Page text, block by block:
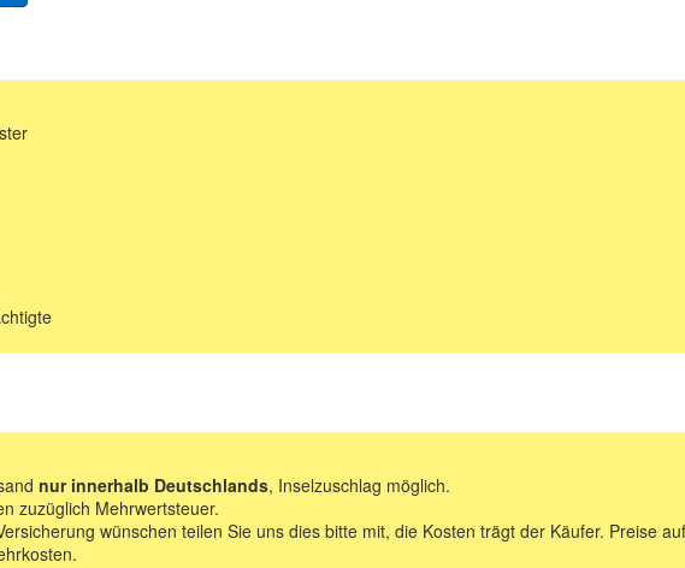
nur innerhalb Deutschlands, Inselzuschlag möglich.
zuzüglich Mehrwertsteuer.
wünschen teilen Sie uns dies bitte mit, die Kosten trägt der Käufer. Preise